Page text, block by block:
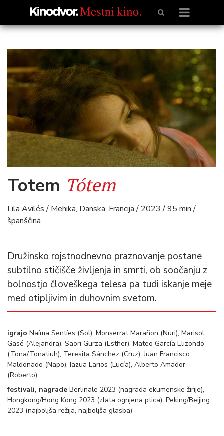
Totem Tótem
Lila Avilés / Mehika, Danska, Francija / 2023 / 95 min /
španščina
Družinsko rojstnodnevno praznovanje postane
subtilno stičišče življenja in smrti, ob soočanju z
bolnostjo človeškega telesa pa tudi iskanje meje
med otipljivim in duhovnim svetom.
igrajo Naíma Sentíes (Sol), Monserrat Marañon (Nuri), Marisol
Gasé (Alejandra), Saori Gurza (Esther), Mateo García Elizondo
(Tona/Tonatiuh), Teresita Sánchez (Cruz), Juan Francisco
Maldonado (Napo), Iazua Larios (Lucía), Alberto Amador
(Roberto)
festivali, nagrade Berlinale 2023 (nagrada ekumenske žirije),
Hongkong/Hong Kong 2023 (zlata ognjena ptica), Peking/Beijing
2023 (najboljša režija, najboljša glasba)